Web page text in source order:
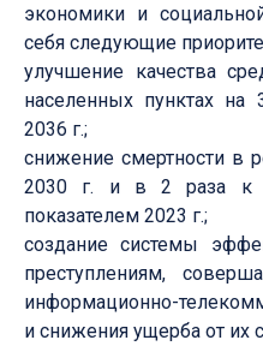
экономики и
себя следующие
улучшение качества
населенных пунктах
2036 г.;
снижение смертности в
2030 г. и в 2 раза к
показателем 2023 г.;
создание системы
преступлениям,
информационно-
и снижения ущерба от их